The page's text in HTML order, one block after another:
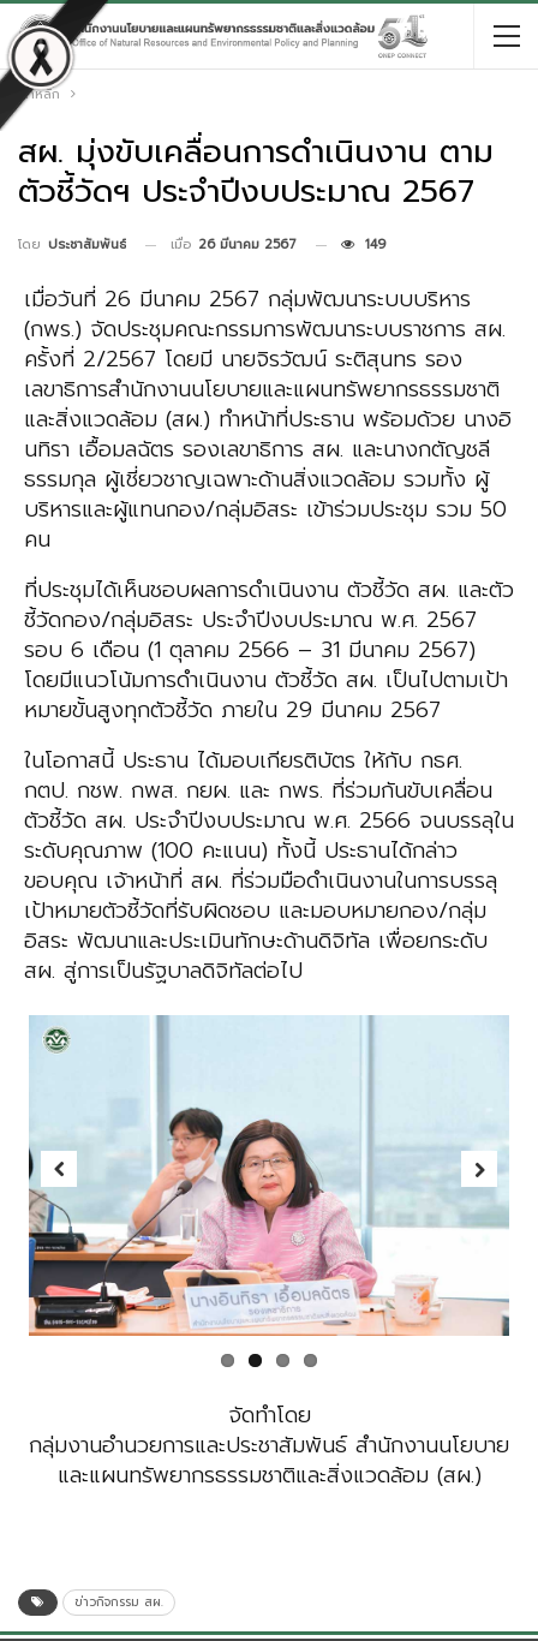
หน้าหลัก
สผ. มุ่งขับเคลื่อนการดำเนินงาน ตาม
ตัวชี้วัดฯ ประจำปีงบประมาณ 2567
โดย ประชาสัมพันธ์ เมื่อ 26 มีนาคม 2567 149
เมื่อวันที่ 26 มีนาคม 2567 กลุ่มพัฒนาระบบบริหาร
(กพร.) จัดประชุมคณะกรรมการพัฒนาระบบราชการ สผ.
ครั้งที่ 2/2567 โดยมี นายจิรวัฒน์ ระติสุนทร รอง
เลขาธิการสำนักงานนโยบายและแผนทรัพยากรธรรมชาติ
และสิ่งแวดล้อม (สผ.) ทำหน้าที่ประธาน พร้อมด้วย นางอิ
นทิรา เอื้อมลฉัตร รองเลขาธิการ สผ. และนางกตัญชลี
ธรรมกุล ผู้เชี่ยวชาญเฉพาะด้านสิ่งแวดล้อม รวมทั้ง ผู้
บริหารและผู้แทนกอง/กลุ่มอิสระ เข้าร่วมประชุม รวม 50
คน
ที่ประชุมได้เห็นชอบผลการดำเนินงาน ตัวชี้วัด สผ. และตัว
ชี้วัดกอง/กลุ่มอิสระ ประจำปีงบประมาณ พ.ศ. 2567
รอบ 6 เดือน (1 ตุลาคม 2566 – 31 มีนาคม 2567)
โดยมีแนวโน้มการดำเนินงาน ตัวชี้วัด สผ. เป็นไปตามเป้า
หมายขั้นสูงทุกตัวชี้วัด ภายใน 29 มีนาคม 2567
ในโอกาสนี้ ประธาน ได้มอบเกียรติบัตร ให้กับ กธศ.
กตป. กชพ. กพส. กยผ. และ กพร. ที่ร่วมกันขับเคลื่อน
ตัวชี้วัด สผ. ประจำปีงบประมาณ พ.ศ. 2566 จนบรรลุใน
ระดับคุณภาพ (100 คะแนน) ทั้งนี้ ประธานได้กล่าว
ขอบคุณ เจ้าหน้าที่ สผ. ที่ร่วมมือดำเนินงานในการบรรลุ
เป้าหมายตัวชี้วัดที่รับผิดชอบ และมอบหมายกอง/กลุ่ม
อิสระ พัฒนาและประเมินทักษะด้านดิจิทัล เพื่อยกระดับ
สผ. สู่การเป็นรัฐบาลดิจิทัลต่อไป
Previous Next
จัดทำโดย
กลุ่มงานอำนวยการและประชาสัมพันธ์ สำนักงานนโยบาย
และแผนทรัพยากรธรรมชาติและสิ่งแวดล้อม (สผ.)
ข่าวกิจกรรม สผ.